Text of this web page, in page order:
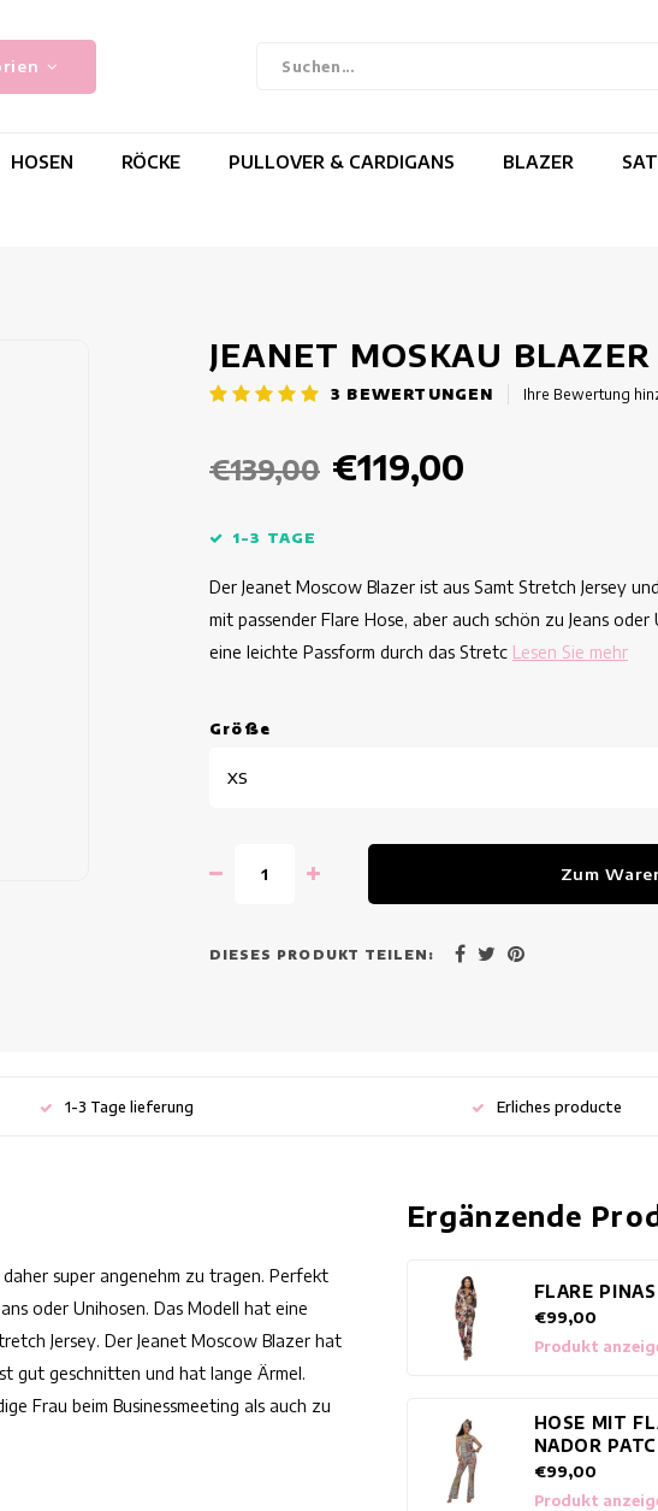
HOSEN RÖCKE PULLOVER & CARDIGANS BLAZER
JEANET MOSKAU BLAZER
3 BEWERTUNGEN Ihre Bewertung
€139,00 €119,00
1-3 TAGE
Der Jeanet Moscow Blazer ist aus Samt Stretch Jersey
mit passender Flare Hose, aber auch schön zu Jeans
eine leichte Passform durch das Stretc Lesen Sie mehr
Grö ße
XS
Zum
DIESES PRODUKT TEILEN:
1-3 Tage lieferung Erliches producte
super angenehm zu tragen. Perfekt
oder Unihosen. Das Modell hat eine
Jersey. Der Jeanet Moscow Blazer hat
gut geschnitten und hat lange Ärmel.
Frau beim Businessmeeting als auch zu
Ergänzende
FLARE
€99,00
Produkt
HOSE MIT
NADOR
€99,00
Produkt